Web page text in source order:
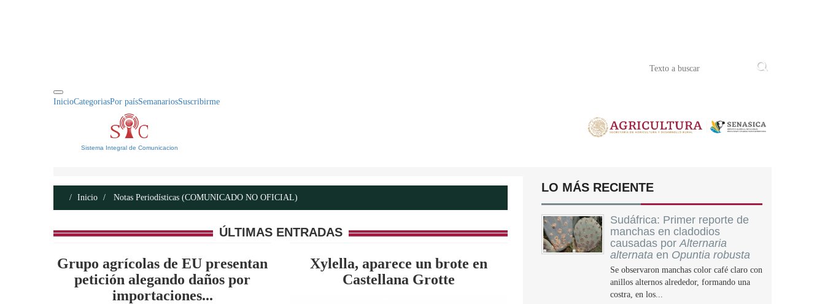
InicioCategoriasPor paísSemanariosSuscribirme
Sistema Integral de Comunicacion
Inicio Notas Periodísticas (COMUNICADO NO OFICIAL)
ÚLTIMAS ENTRADAS
Grupo agrícolas de EU presentan
petición alegando daños por
importaciones...
Xylella, aparece un brote en
Castellana Grotte
LO MÁS RECIENTE
Sudáfrica: Primer reporte de
manchas en cladodios
causadas porAlternaria
alternata en Opuntia robusta
Se observaron manchas color café claro con
anillos alternos alrededor, formando una
costra, en los...